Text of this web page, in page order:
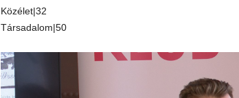
Közélet|32
Társadalom|50